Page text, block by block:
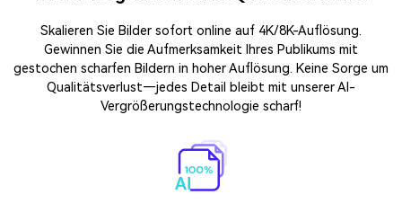
Skalieren Sie Bilder sofort online auf 4K/8K-Auflösung.
Gewinnen Sie die Aufmerksamkeit Ihres Publikums mit
gestochen scharfen Bildern in hoher Auflösung. Keine Sorge um
Qualitätsverlust—jedes Detail bleibt mit unserer AI-
Vergrößerungstechnologie scharf!